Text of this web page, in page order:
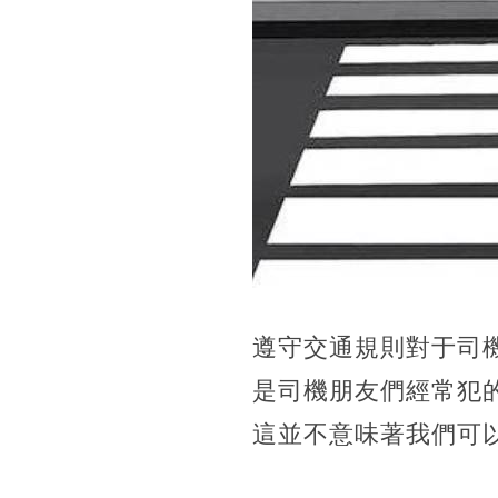
遵守交通規則對于司
是司機朋友們經常犯
這並不意味著我們可